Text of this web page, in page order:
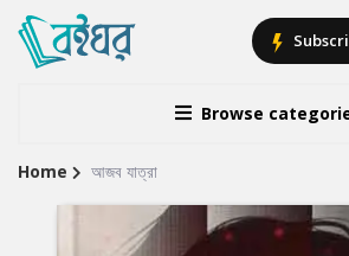
Browse
Site
Breadcrumb
Home আজব যাত্রা